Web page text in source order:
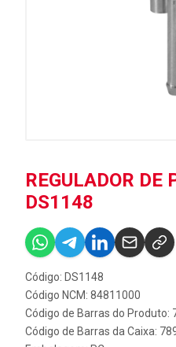
REGULADOR DE
DS1148
Código: DS1148
Código NCM: 84811000
Código de Barras do Produto:
Código de Barras da Caixa: